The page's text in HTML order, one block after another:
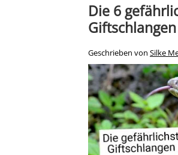
Die 6
Geschrieben von Silke